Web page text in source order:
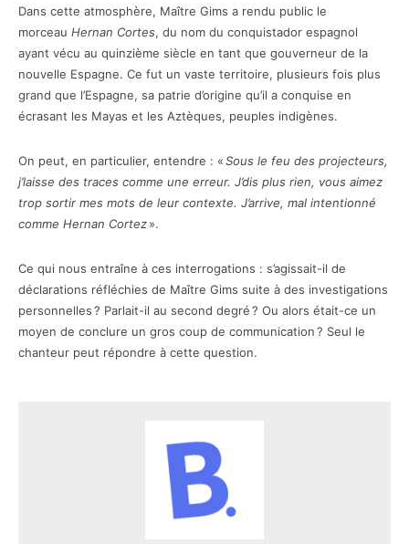
Dans cette atmosphère, Maître Gims a rendu public le
morceau Hernan Cortes, du nom du conquistador espagnol
ayant vécu au quinzième siècle en tant que gouverneur de la
nouvelle Espagne. Ce fut un vaste territoire, plusieurs fois plus
grand que l’Espagne, sa patrie d’origine qu’il a conquise en
écrasant les Mayas et les Aztèques, peuples indigènes.
On peut, en particulier, entendre : «Sous le feu des projecteurs,
j’laisse des traces comme une erreur. J’dis plus rien, vous aimez
trop sortir mes mots de leur contexte. J’arrive, mal intentionné
comme Hernan Cortez».
Ce qui nous entraîne à ces interrogations : s’agissait-il de
déclarations réfléchies de Maître Gims suite à des investigations
personnelles ? Parlait-il au second degré ? Ou alors était-ce un
moyen de conclure un gros coup de communication ? Seul le
chanteur peut répondre à cette question.